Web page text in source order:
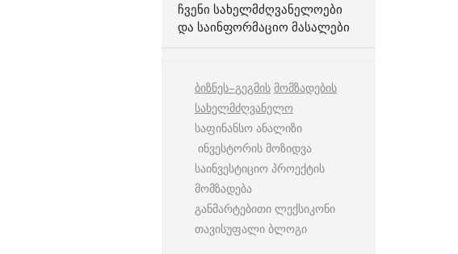
ᲩᲕᲔᲜᲘ ᲡᲐᲮᲔᲚᲛᲫᲦᲕᲐᲜᲔᲚᲝᲔᲑᲘ
ᲓᲐ ᲡᲐᲘᲜᲤᲝᲠᲛᲐᲪᲘᲝ ᲛᲐᲡᲐᲚᲔᲑᲘ
ბიზნეს–გეგმის მომზადების
სახელმძღვანელო
საფინანსო ანალიზი
ინვესტორის მოზიდვა
საინვესტიციო პროექტის
მომზადება
განმარტებითი ლექსიკონი
თავისუფალი ბლოგი